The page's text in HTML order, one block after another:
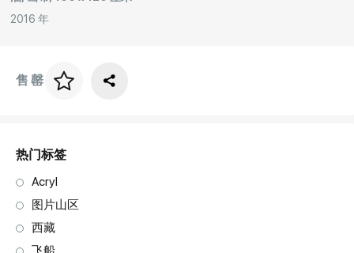
2016 年
画框价格
售罄
热门标签
Acryl
图片山区
西藏